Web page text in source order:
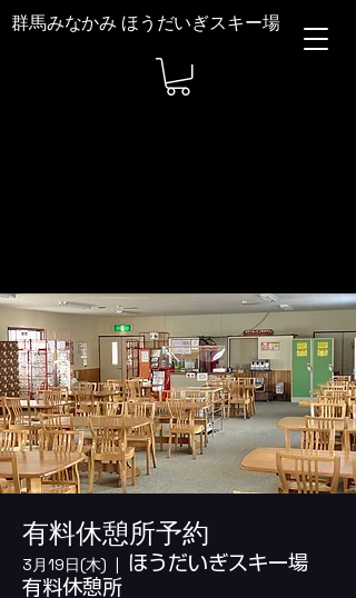
群馬みなかみ ほうだいぎスキー場
有料休憩所予約
3月19日(木)
  |
ほうだいぎスキー場
有料休憩所